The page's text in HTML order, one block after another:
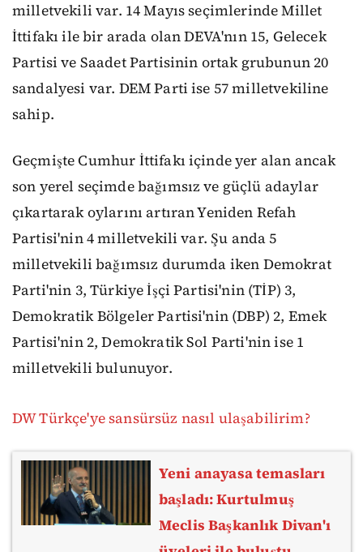
milletvekili var. 14 Mayıs seçimlerinde Millet
İttifakı ile bir arada olan DEVA'nın 15, Gelecek
Partisi ve Saadet Partisinin ortak grubunun 20
sandalyesi var. DEM Parti ise 57 milletvekiline
sahip.
Geçmişte Cumhur İttifakı içinde yer alan ancak
son yerel seçimde bağımsız ve güçlü adaylar
çıkartarak oylarını artıran Yeniden Refah
Partisi'nin 4 milletvekili var. Şu anda 5
milletvekili bağımsız durumda iken Demokrat
Parti'nin 3, Türkiye İşçi Partisi'nin (TİP) 3,
Demokratik Bölgeler Partisi'nin (DBP) 2, Emek
Partisi'nin 2, Demokratik Sol Parti'nin ise 1
milletvekili bulunuyor.
DW Türkçe'ye sansürsüz nasıl ulaşabilirim?
Yeni anayasa temasları
başladı: Kurtulmuş
Meclis Başkanlık Divan'ı